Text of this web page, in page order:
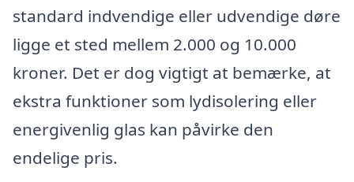
standard indvendige eller udvendige døre
ligge et sted mellem 2.000 og 10.000
kroner. Det er dog vigtigt at bemærke, at
ekstra funktioner som lydisolering eller
energivenlig glas kan påvirke den
endelige pris.